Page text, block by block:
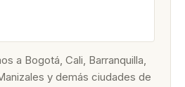
a Bogotá, Cali, Barranquilla,
y demás ciudades de